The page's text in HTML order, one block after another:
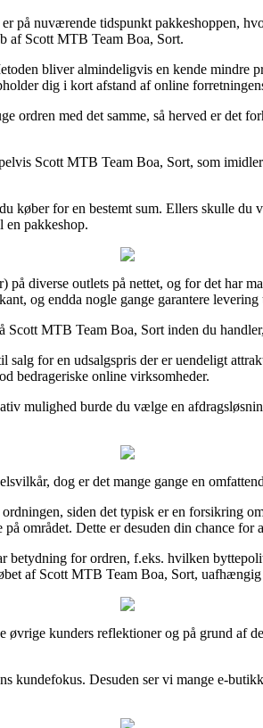
på nuværende tidspunkt pakkeshoppen,
af Scott MTB Team Boa, Sort.
bliver almindeligvis en kende mindre
dig i kort afstand af online
med det samme, så herved er det
Scott MTB Team Boa, Sort, som
køber for en bestemt sum. Ellers skulle
pakkeshop.
diverse outlets på nettet, og for det har
og endda nogle gange garantere levering
MTB Team Boa, Sort inden du
for en udsalgspris der er uendeligt
bedrageriske online virksomheder.
mulighed burde du vælge en
dog er det mange gange en
siden det typisk er en forsikring
området. Dette er desuden din chance
for ordren, f.eks. hvilken
af Scott MTB Team Boa, Sort,
kunders reflektioner og på grund af
kundefokus. Desuden ser vi mange e-